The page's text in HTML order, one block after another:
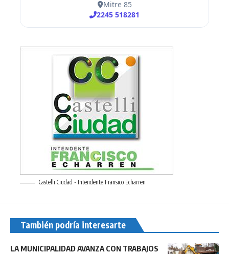
Castelli Ciudad - Intendente Fransico Echarren
También podría interesarte
LA MUNICIPALIDAD AVANZA CON TRABAJOS